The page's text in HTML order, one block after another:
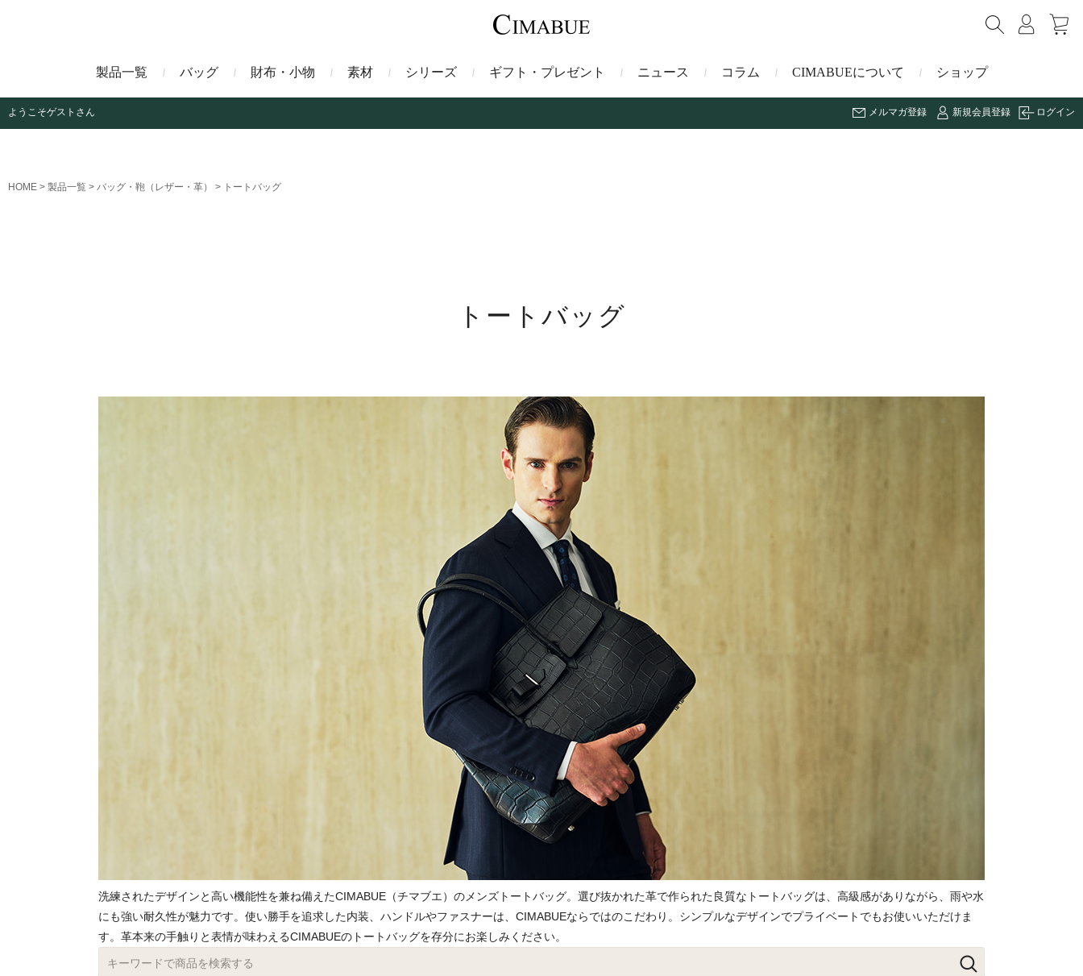
製品一覧 バッグ
ビジネスバッグ トートバッグ バックパック・リュック ショルダーバッグ
クラッチバッグ
財布・小物
長財布 ミドルウォレット 二つ折り財布 ミニ財布
マネークリップ
素材 シリーズ
アニリンコードバン エレファント ガルーシャ サベル マルゴー
ファビオ
ギフト・プレゼント ニュース コラム CIMABUEについて ショップ
ようこそゲストさん メルマガ登録 新規会員登録 ログイン
HOME 製品一覧 バッグ・鞄（レザー・革） トートバッグ
トートバッグ
洗練されたデザインと高い機能性を兼ね備えたCIMABUE（チマブエ）のメンズトートバッグ。選び抜かれた革で作られた良質なトートバッグは、高級感がありながら、雨や水
にも強い耐久性が魅力です。使い勝手を追求した内装、ハンドルやファスナーは、CIMABUEならではのこだわり。シンプルなデザインでプライベートでもお使いいただけま
す。革本来の手触りと表情が味わえるCIMABUEのトートバッグを存分にお楽しみください。